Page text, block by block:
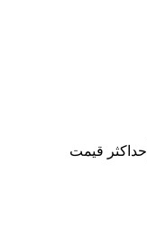
حداكثر قيمت